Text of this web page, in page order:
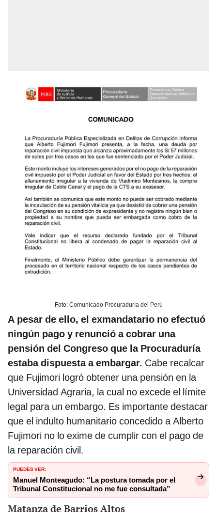
Foto: Comunicado Procuraduría del Perú
A pesar de ello, el exmandatario no efectuó
ningún pago y renunció a cobrar una
pensión del Congreso que la Procuraduría
estaba dispuesta a embargar. Cabe recalcar
que Fujimori logró obtener una pensión en la
Universidad Agraria, la cual no excede el límite
legal para un embargo. Es importante destacar
que el indulto humanitario concedido a Alberto
Fujimori no lo exime de cumplir con el pago de
la reparación civil.
PUEDES VER:
Manuel Monteagudo: “La postura tomada por el
Tribunal Constitucional no me fue consultada”
Matanza de Barrios Altos